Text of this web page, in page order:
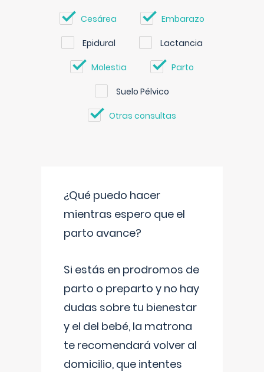
Cesárea Embarazo
Epidural Lactancia
Molestia Parto
Suelo Pélvico
Otras consultas
¿Qué puedo hacer
mientras espero que el
parto avance?
Si estás en prodromos de
parto o preparto y no hay
dudas sobre tu bienestar
y el del bebé, la matrona
te recomendará volver al
domicilio, que intentes